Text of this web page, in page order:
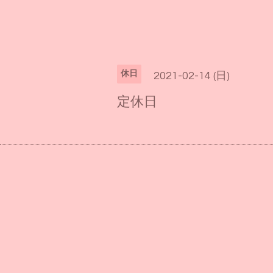
休日 2021-02-14 (日)
定休日